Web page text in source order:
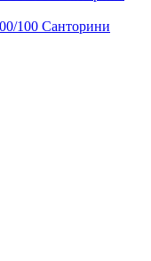
100 Санторини